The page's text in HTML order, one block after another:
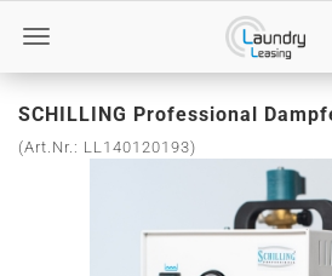
SCHILLING Professional
(Art.Nr.: LL140120193)